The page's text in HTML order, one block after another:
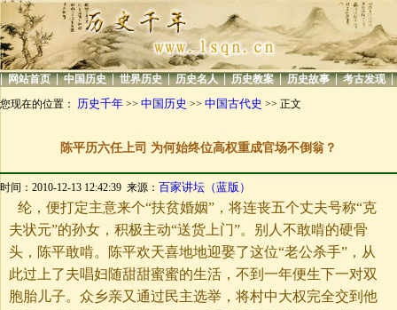
| 网站首页 | 中国历史 | 世界历史 | 历史名人 | 历史教案 | 历史故事 | 考古发现 |
您现在的位置： 历史千年 >> 中国历史 >> 中国古代史 >> 正文
陈平历六任上司 为何始终位高权重成官场不倒翁？
时间：2010-12-13 12:42:39 来源： 百家讲坛（蓝版）
纶，便打定主意来个“扶贫婚姻”，将连丧五个丈夫号称“克
夫状元”的孙女，积极主动“送货上门”。别人不敢啃的硬骨
头，陈平敢啃。陈平欢天喜地地迎娶了这位“老公杀手”，从
此过上了夫唱妇随甜甜蜜蜜的生活，不到一年便生下一对双
胞胎儿子。众乡亲又通过民主选举，将村中大权完全交到他